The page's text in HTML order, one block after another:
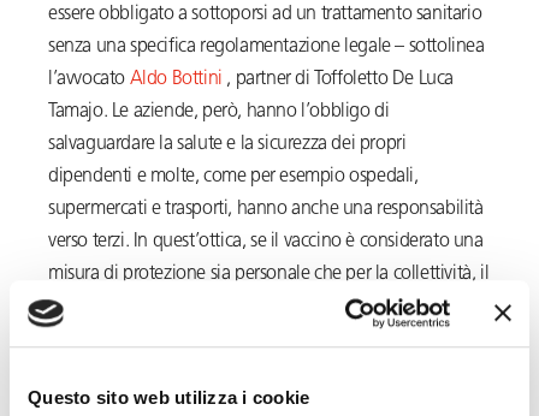
Questo sito web utilizza i cookie
essere obbligato a sottoporsi ad un trattamento sanitario
senza una specifica regolamentazione legale – sottolinea
l’avvocato Aldo Bottini , partner di Toffoletto De Luca
Tamajo. Le aziende, però, hanno l’obbligo di
salvaguardare la salute e la sicurezza dei propri
dipendenti e molte, come per esempio ospedali,
supermercati e trasporti, hanno anche una responsabilità
verso terzi. In quest’ottica, se il vaccino è considerato una
misura di protezione sia personale che per la collettività, il
datore di lavoro può considerare il lavoratore che non si
impossibilitato a renderla in sicurezza, per sé e per gli